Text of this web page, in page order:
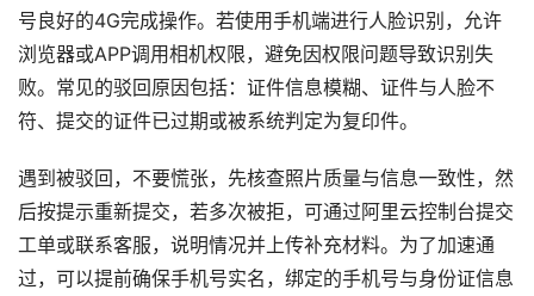
号良好的4G完成操作。若使用手机端进行人脸识别，允许
浏览器或APP调用相机权限，避免因权限问题导致识别失
败。常见的驳回原因包括：证件信息模糊、证件与人脸不
符、提交的证件已过期或被系统判定为复印件。
遇到被驳回，不要慌张，先核查照片质量与信息一致性，然
后按提示重新提交，若多次被拒，可通过阿里云控制台提交
工单或联系客服，说明情况并上传补充材料。为了加速通
过，可以提前确保手机号实名，绑定的手机号与身份证信息